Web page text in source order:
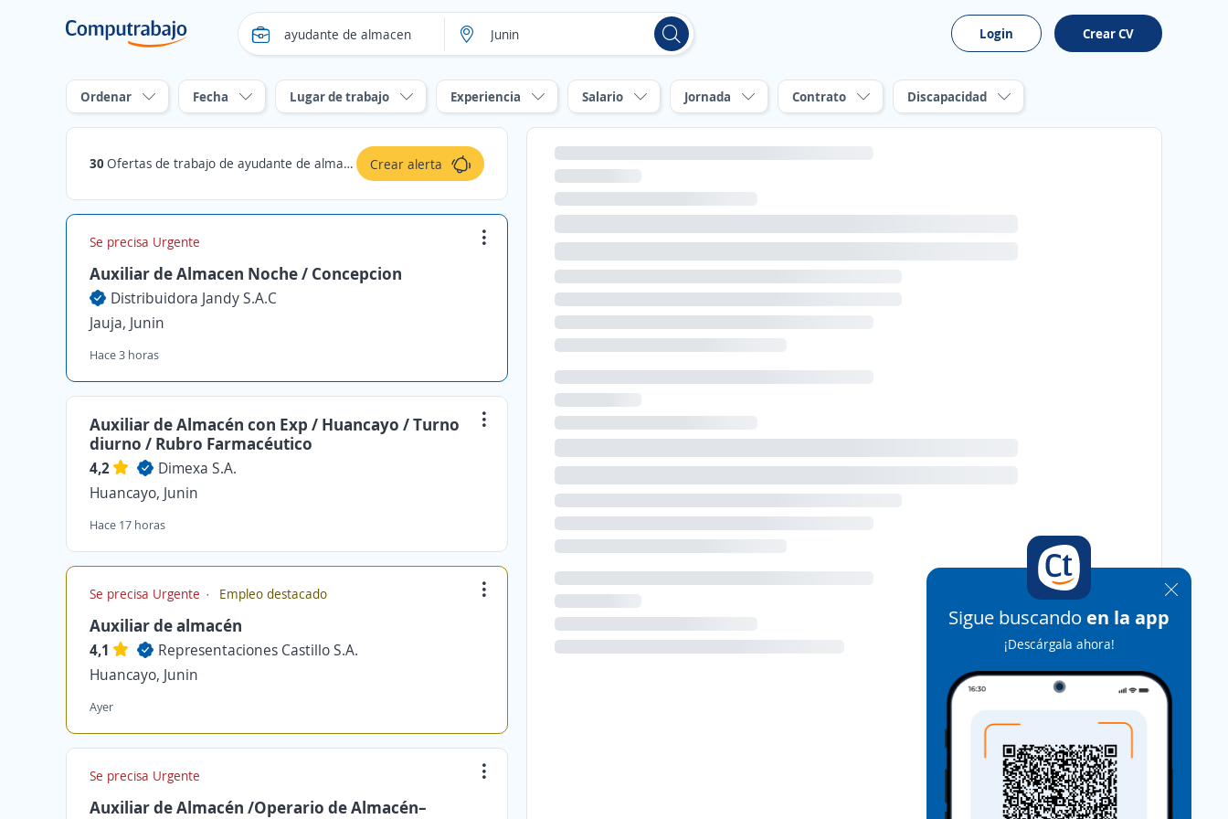
Login Crear CV
Ordenar Fecha Lugar de trabajo Experiencia Salario Jornada Contrato Discapacidad
30 Ofertas de trabajo de ayudante de almacen en Junin Crear alerta
Se precisa Urgente
Auxiliar de Almacen Noche / Concepcion
Distribuidora Jandy S.A.C
Jauja, Junin
Hace 3 horas
Auxiliar de Almacén con Exp / Huancayo / Turno
diurno / Rubro Farmacéutico
4,2
Dimexa S.A.
Huancayo, Junin
Hace 17 horas
Se precisa Urgente Empleo destacado
Auxiliar de almacén
4,1
Representaciones Castillo S.A.
Huancayo, Junin
Ayer
Se precisa Urgente
Auxiliar de Almacén /Operario de Almacén–
Sigue buscando en la app
¡Descárgala ahora!